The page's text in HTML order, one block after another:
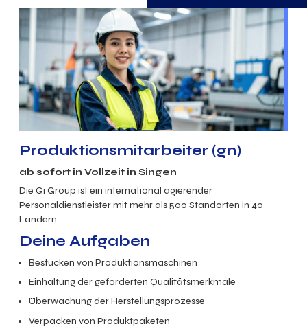
Produktionsmitarbeiter (gn)
ab sofort in Vollzeit in Singen
Die Gi Group ist ein international agierender
Personaldienstleister mit mehr als 500 Standorten in 40
Ländern.
Deine Aufgaben
Bestücken von Produktionsmaschinen
Einhaltung der geforderten Qualitätsmerkmale
Überwachung der Herstellungsprozesse
Verpacken von Produktpaketen